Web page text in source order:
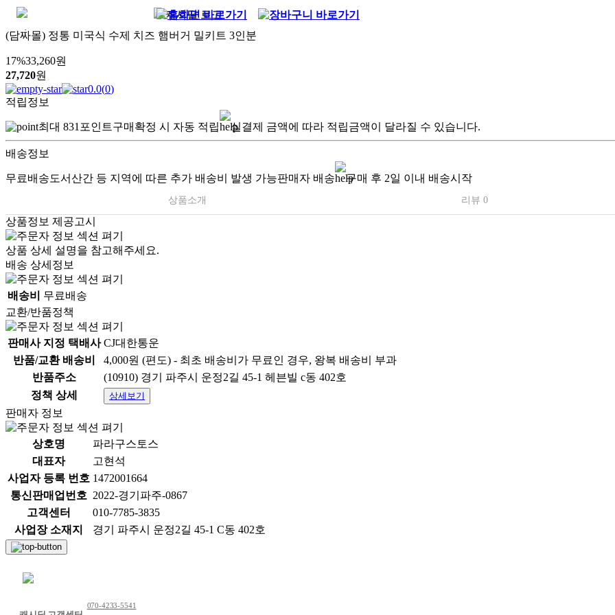
(담짜몰) 정통 미국식 수제 치즈 햄버거 밀키트 3인분
17%33,260원
27,720원
0.0(0)
적립정보
최대 831 포인트구매확정 시 자동 적립 실결제 금액에 따라 적립금액이 달라질 수 있습니다.
배송정보
무료배송도서산간 등 지역에 따른 추가 배송비 발생 가능판매자 배송 구매 후 2일 이내 배송시작
상품소개 리뷰 0
상품 정보고시
항목
상품정보 제공고시
상품 상세 설명을 참고해주세요.
배송 상세정보
배송비
무료배송
교환/반품정책
판매사 지정 택배사 CJ대한통운
반품/교환 배송비
4,000원 (편도) - 최초 배송비가 무료인 경우, 왕복 배송비 부과
반품주소
(10910) 경기 파주시 운정2길 45-1 헤븐빌 c동 402호
정책 상세
상세보기
판매자 정보
상호명
파라구스토스
대표자
고현석
사업자 등록 번호 1472001664
통신판매업번호 2022-경기파주-0867
고객센터
010-7785-3835
사업장 소재지
경기 파주시 운정2길 45-1 C동 402호
070-4233-5541